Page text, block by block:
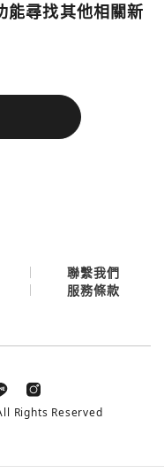
能尋找其他相關新
續白處，即可回到加密
聯繫我們
服務條款
Rights Reserved